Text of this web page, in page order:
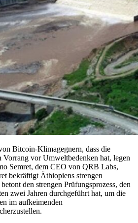
Bitcoin-Klimagegnern, dass die
vor Umweltbedenken hat, legen
Semret, dem CEO von QRB Labs,
bekräftigt Äthiopiens strengen
den strengen Prüfungsprozess, den
zwei Jahren durchgeführt hat, um die
im aufkeimenden